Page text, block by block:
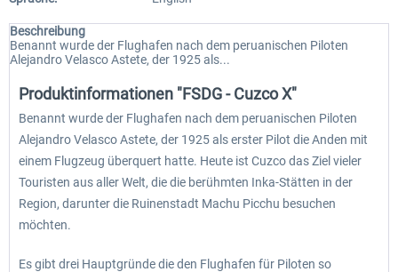
Beschreibung
Benannt wurde der Flughafen nach dem peruanischen Piloten
Alejandro Velasco Astete, der 1925 als...
Produktinformationen "FSDG - Cuzco X"
Benannt wurde der Flughafen nach dem peruanischen Piloten
Alejandro Velasco Astete, der 1925 als erster Pilot die Anden mit
einem Flugzeug überquert hatte. Heute ist Cuzco das Ziel vieler
Touristen aus aller Welt, die die berühmten Inka-Stätten in der
Region, darunter die Ruinenstadt Machu Picchu besuchen
möchten.
Es gibt drei Hauptgründe die den Flughafen für Piloten so